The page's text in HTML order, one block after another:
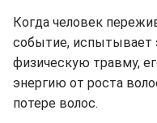
Когда человек
событие, испытывает
физическую травму,
энергию от роста
потере волос.